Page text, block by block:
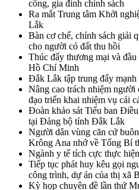
công, gia đình chính sách
Ra mắt Trung tâm Khởi
Lắk
Bàn cơ chế, chính sách giải
cho người có đất thu hồi
Thúc đẩy thương mại và
Hồ Chí Minh
Đắk Lắk tập trung đẩy
Nâng cao trách nhiệm
đạo triển khai nhiệm vụ cải
Đoàn khảo sát Tiểu ban
tại Đảng bộ tỉnh Đắk Lắk
Người dân vùng căn cứ
Krông Ana nhớ về Tổng Bí
Ngành y tế tích cực thực
Tiếp tục phát huy kêu gọi
công trình, dự án của thị xã
Kỳ họp chuyên đề lần thứ